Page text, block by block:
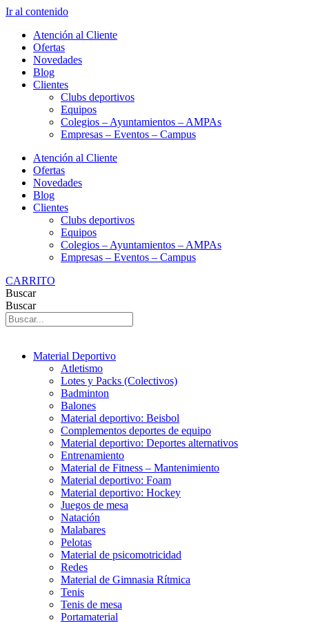
Ir al contenido
Atención al Cliente
Ofertas
Novedades
Blog
Clientes
Clubs deportivos
Equipos
Colegios – Ayuntamientos – AMPAs
Empresas – Eventos – Campus
Atención al Cliente
Ofertas
Novedades
Blog
Clientes
Clubs deportivos
Equipos
Colegios – Ayuntamientos – AMPAs
Empresas – Eventos – Campus
CARRITO
Buscar
Buscar
Material Deportivo
Atletismo
Lotes y Packs (Colectivos)
Badminton
Balones
Material deportivo: Beisbol
Complementos deportes de equipo
Material deportivo: Deportes alternativos
Entrenamiento
Material de Fitness – Mantenimiento
Material deportivo: Foam
Material deportivo: Hockey
Juegos de mesa
Natación
Malabares
Pelotas
Material de psicomotricidad
Redes
Material de Gimnasia Rítmica
Tenis
Tenis de mesa
Portamaterial